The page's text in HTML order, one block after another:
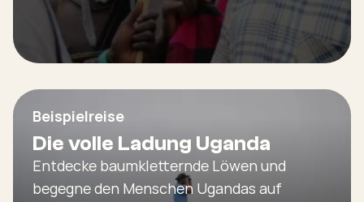
Beispielreise
Die volle Ladung Uganda
Entdecke baumkletternde Löwen und
begegne den Menschen Ugandas auf